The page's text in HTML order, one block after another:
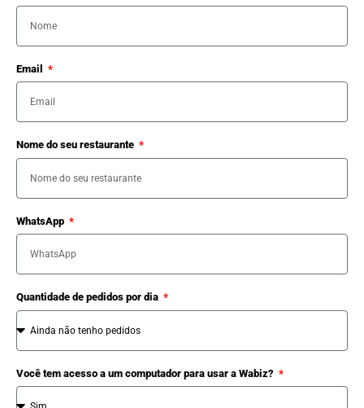
Email
Nome do seu restaurante
WhatsApp
Quantidade de pedidos por dia
Você tem acesso a um computador para usar a Wabiz?